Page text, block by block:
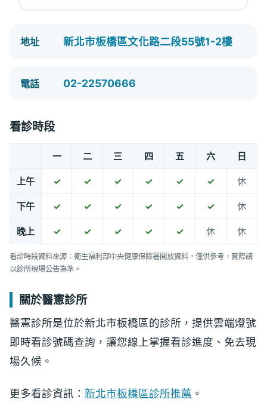
地址 新北市板橋區文化路二段55號1-2樓
電話 02-22570666
看診時段
一 二 三 四 五 六 日
上午 ✓ ✓ ✓ ✓ ✓ ✓ 休
下午 ✓ ✓ ✓ ✓ ✓ ✓ 休
晚上 ✓ ✓ ✓ ✓ ✓ 休 休
看診時段資料來源：衛生福利部中央健康保險署開放資料，僅供參考，實際請
以診所現場公告為準。
關於醫憲診所
醫憲診所是位於新北市板橋區的診所，提供雲端燈號
即時看診號碼查詢，讓您線上掌握看診進度、免去現
場久候。
更多看診資訊： 新北市板橋區診所推薦 。